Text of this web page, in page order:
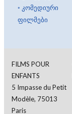
◦ კომედიური
ფილმები
FILMS POUR
ENFANTS
5 Impasse du Petit
Modèle, 75013
Paris